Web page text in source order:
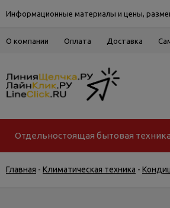
Информационные материалы и цены,
О компании Оплата Доставка
Отдельностоящая бытовая техника
Главная - Климатическая техника -